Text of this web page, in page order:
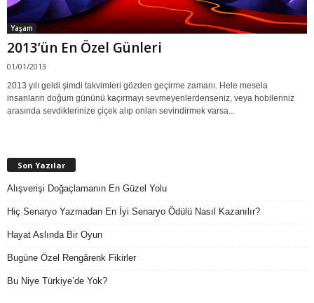
Yaşam
2013’ün En Özel Günleri
01/01/2013
2013 yılı geldi şimdi takvimleri gözden geçirme zamanı. Hele mesela
insanların doğum gününü kaçırmayı sevmeyenlerdenseniz, veya hobileriniz
arasında sevdiklerinize çiçek alıp onları sevindirmek varsa...
Son Yazılar
Alışverişi Doğaçlamanın En Güzel Yolu
Hiç Senaryo Yazmadan En İyi Senaryo Ödülü Nasıl Kazanılır?
Hayat Aslında Bir Oyun
Bugüne Özel Rengârenk Fikirler
Bu Niye Türkiye’de Yok?